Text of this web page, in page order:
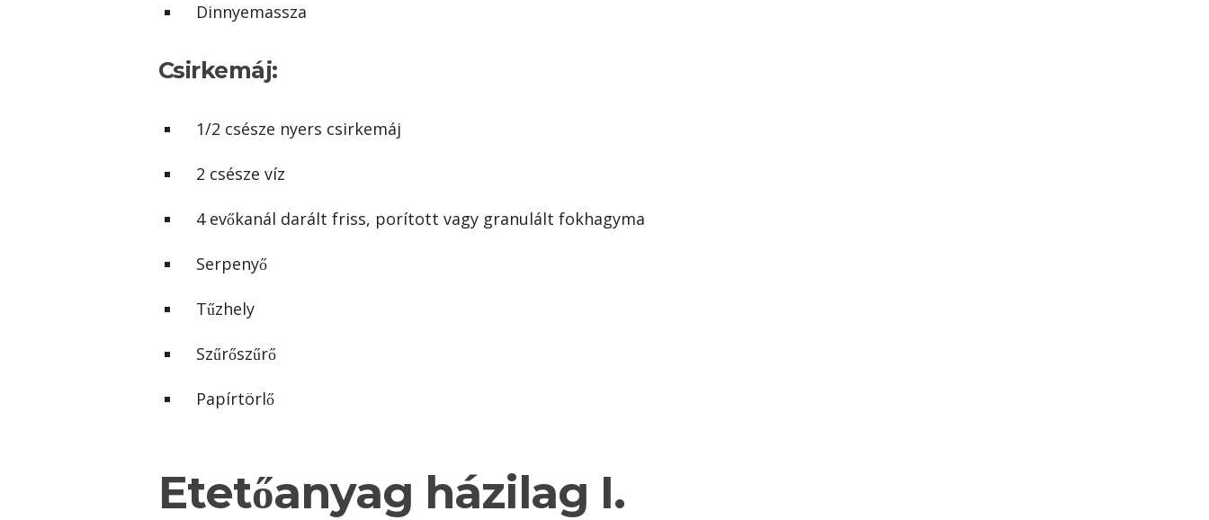
Dinnyemassza
Csirkemáj:
1/2 csésze nyers csirkemáj
2 csésze víz
4 evőkanál darált friss, porított vagy granulált fokhagyma
Serpenyő
Tűzhely
Szűrőszűrő
Papírtörlő
Etetőanyag házilag I.